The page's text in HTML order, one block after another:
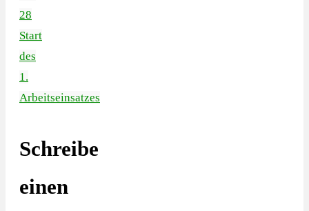
28
Start
des
1.
Arbeitseinsatzes
Schreibe
einen